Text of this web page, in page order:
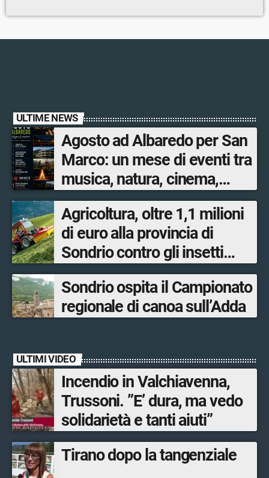
ULTIME NEWS
Agosto ad Albaredo per San
Marco: un mese di eventi tra
musica, natura, cinema,
magia e tradizioni
Agricoltura, oltre 1,1 milioni
di euro alla provincia di
Sondrio contro gli insetti
nocivi
Sondrio ospita il Campionato
regionale di canoa sull’Adda
ULTIMI VIDEO
Incendio in Valchiavenna,
Trussoni. ”E’ dura, ma vedo
solidarietà e tanti aiuti”
Tirano dopo la tangenziale